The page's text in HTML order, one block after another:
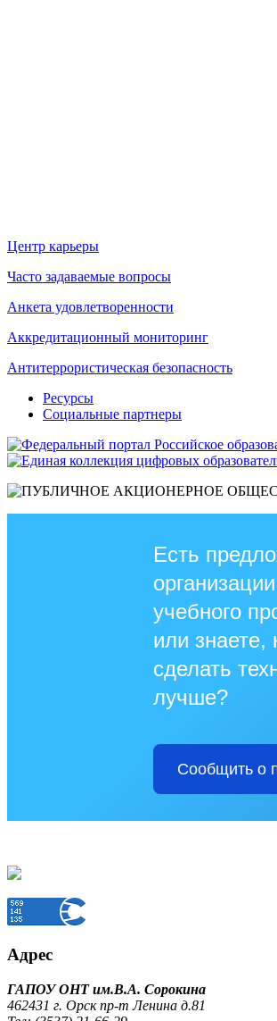
Центр карьеры
Часто задаваемые вопросы
Анкета удовлетворенности
Аккредитационный мониторинг
Антитеррористическая безопасность
Ресурсы
Социальные партнеры
Есть
организации
учебного
или знаете,
сделать
лучше?
Сообщить о
Адрес
ГАПОУ ОНТ им.В.А. Сорокина
462431 г. Орск пр-т Ленина д.81